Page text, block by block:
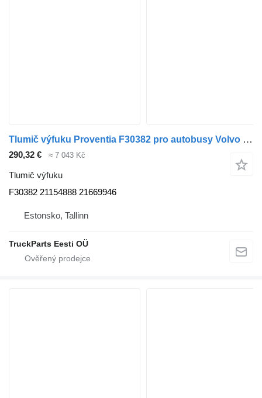
Tlumič výfuku Proventia F30382 pro autobusy Volvo B5LH, B0E (2008-)
290,32 € ≈ 7 043 Kč
Tlumič výfuku
F30382 21154888 21669946
Estonsko, Tallinn
TruckParts Eesti OÜ